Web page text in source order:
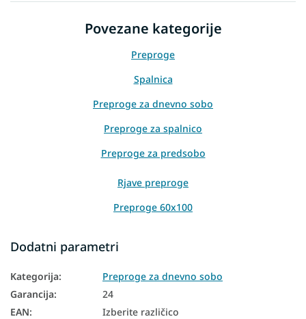
Povezane kategorije
Preproge
Spalnica
Preproge za dnevno sobo
Preproge za spalnico
Preproge za predsobo
Rjave preproge
Preproge 60x100
Preproge 200x300
Preproge 300x400
Dodatni parametri
Kategorija:
Preproge za dnevno sobo
Garancija:
24
EAN:
Izberite različico